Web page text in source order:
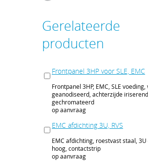
Gerelateerde
producten
Frontpanel 3HP voor SLE, EMC
Frontpanel 3HP, EMC, SLE
geanodiseerd, achterzijde
gechromateerd
op aanvraag
EMC afdichting 3U, RVS
EMC afdichting, roestvast staal,
hoog, contactstrip
op aanvraag